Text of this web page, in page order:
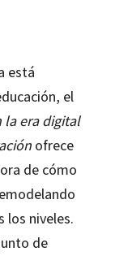
está
el
la era digital
ofrece
de cómo
los niveles.
de